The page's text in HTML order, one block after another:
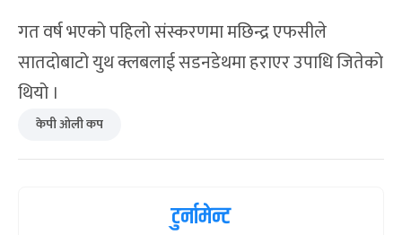
गत वर्ष भएको पहिलो संस्करणमा मछिन्द्र एफसीले
सातदोबाटो युथ क्लबलाई सडनडेथमा हराएर उपाधि जितेको
थियो ।
केपी ओली कप
टुर्नामेन्ट